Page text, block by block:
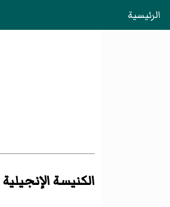
الرئيسية
الكنيسة الإنجيلية